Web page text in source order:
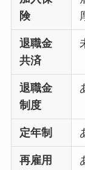
険
退職金
共済
退職金
制度
定年制
再雇用